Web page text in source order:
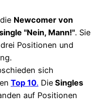
Newcomer von
"Nein, Mann!". Sie
Positionen und
sich
Top 10. Die Singles
auf Positionen